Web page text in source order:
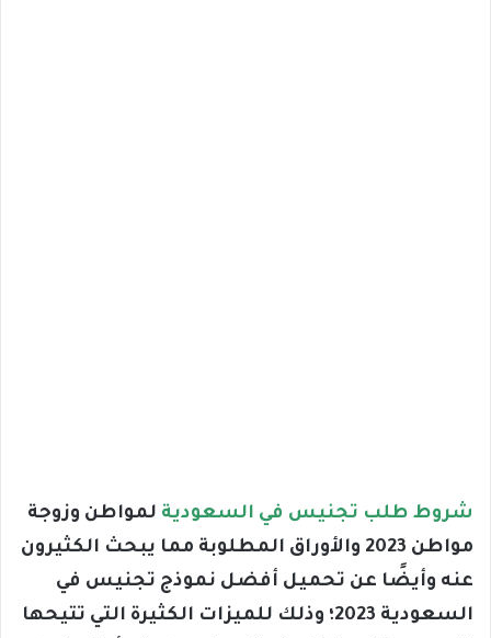
شروط طلب تجنيس في السعودية لمواطن وزوجة
مواطن 2023 والأوراق المطلوبة مما يبحث الكثيرون
عنه وأيضًا عن تحميل أفضل نموذج تجنيس في
السعودية 2023؛ وذلك للميزات الكثيرة التي تتيحها